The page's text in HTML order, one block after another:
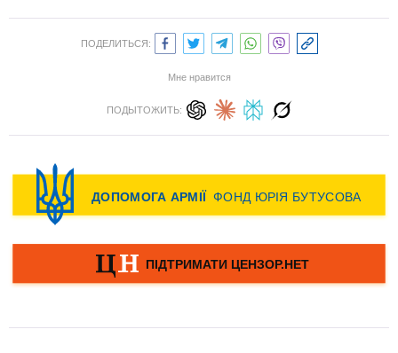
ПОДЕЛИТЬСЯ:
Мне нравится
ПОДЫТОЖИТЬ: